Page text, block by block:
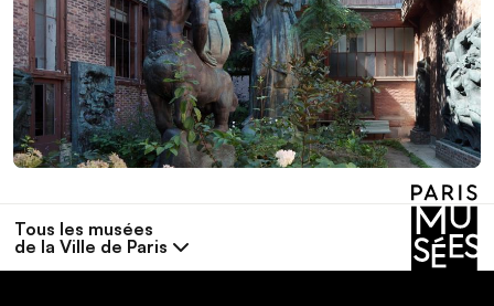
Tous les musées
de la Ville de Paris